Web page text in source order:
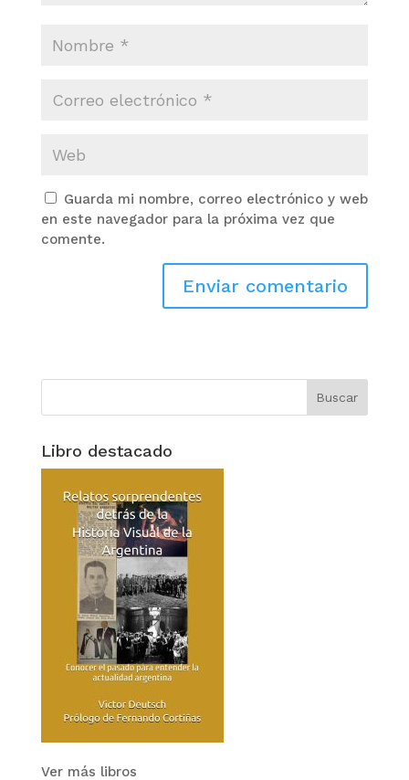
Guarda mi nombre, correo electrónico y web
en este navegador para la próxima vez que
comente.
Libro destacado
Ver más libros